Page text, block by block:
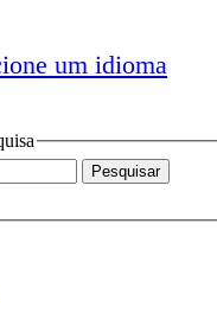
um idioma